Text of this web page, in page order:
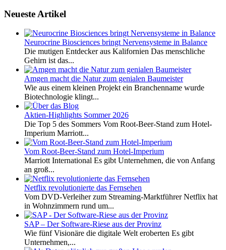
Neueste Artikel
Neurocrine Biosciences bringt Nervensysteme in Balance
Die mutigen Entdecker aus Kalifornien Das menschliche
Gehirn ist das...
Amgen macht die Natur zum genialen Baumeister
Wie aus einem kleinen Projekt ein Branchenname wurde
Biotechnologie klingt...
Aktien-Highlights Sommer 2026
Die Top 5 des Sommers Vom Root-Beer-Stand zum Hotel-
Imperium Marriott...
Vom Root-Beer-Stand zum Hotel-Imperium
Marriott International Es gibt Unternehmen, die von Anfang
an groß...
Netflix revolutionierte das Fernsehen
Vom DVD-Verleiher zum Streaming-Marktführer Netflix hat
in Wohnzimmern rund um...
SAP – Der Software-Riese aus der Provinz
Wie fünf Visionäre die digitale Welt eroberten Es gibt
Unternehmen,...